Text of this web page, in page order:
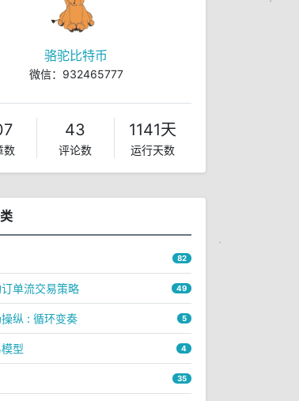
https://download.bt.cn/install
ed8484bec
骆驼比特币
微信：932465777
数
43
评论数
1141天
运行天数
82
单流交易策略 49
纵 : 循环变奏 5
型 4
35